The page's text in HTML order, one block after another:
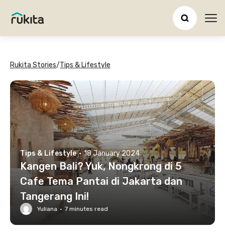
Rukita Stories/Tips & Lifestyle
Tips & Lifestyle · 18 January 2024
Kangen Bali? Yuk, Nongkrong di 5
Cafe Tema Pantai di Jakarta dan
Tangerang Ini!
Yuliana · 7 minutes read